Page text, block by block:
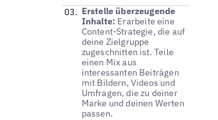
Erstelle überzeugende
Inhalte: Erarbeite eine
Content-Strategie, die auf
deine Zielgruppe
zugeschnitten ist. Teile
einen Mix aus
interessanten Beiträgen
mit Bildern, Videos und
Umfragen, die zu deiner
Marke und deinen Werten
passen.